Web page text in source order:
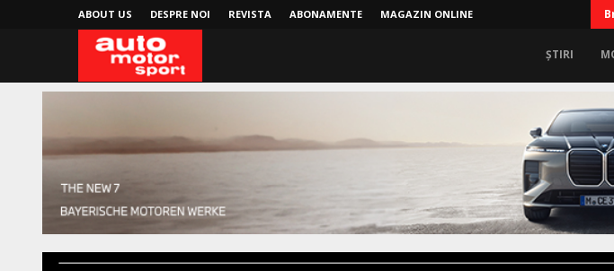
ABOUT US DESPRE NOI REVISTA ABONAMENTE MAGAZIN ONLINE
ȘTIRI